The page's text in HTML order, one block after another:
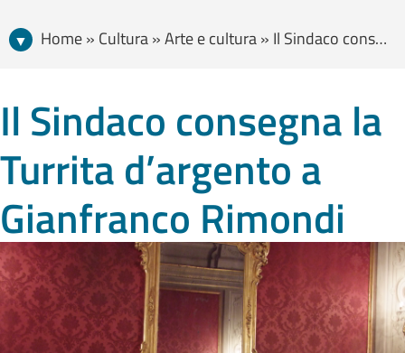
Home » Cultura » Arte e cultura » Il Sindaco consegna la Turrita d’argento a Gianfranco Rimondi
Il Sindaco consegna la
Turrita d’argento a
Gianfranco Rimondi